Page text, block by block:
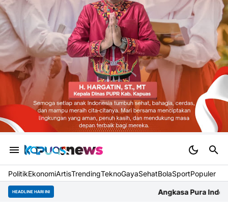
PolitikEkonomiArtisTrendingTeknoGayaSehatBolaSportPopuler
HEADLINE HARI INI Angkasa Pura Indonesia Bandara